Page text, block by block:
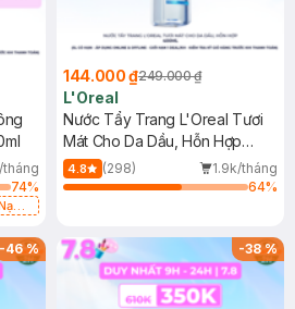
tháng
74%
144.000 ₫249.000 ₫
L'Oreal
Nước Tẩy Trang L'Oreal Tươi
Mát Cho Da Dầu, Hỗn Hợp
400ml
4.8 (298)
1.9k/tháng
64%
-46% -38%